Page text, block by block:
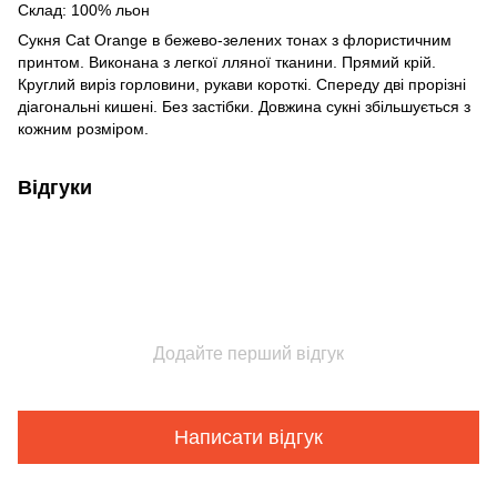
Склад: 100% льон
Сукня Cat Orange в бежево-зелених тонах з флористичним
принтом. Виконана з легкої лляної тканини. Прямий крій.
Круглий виріз горловини, рукави короткі. Спереду дві прорізні
діагональні кишені. Без застібки. Довжина сукні збільшується з
кожним розміром.
Відгуки
Додайте перший відгук
Написати відгук